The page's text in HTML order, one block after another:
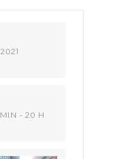
- 20 H